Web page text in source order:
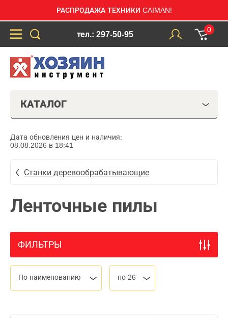
РАСПРОДАЖА ТЕХНИКИ CAIMAN!
тел.: 297-50-95
0
КАТАЛОГ
Дата обновления цен и наличия:
08.08.2026 в 18:41
Станки деревообрабатывающие
Ленточные пилы
ФИЛЬТРЫ
По наименованию по 26